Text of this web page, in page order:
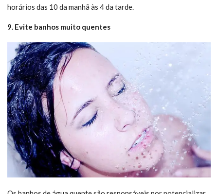
horários das 10 da manhã às 4 da tarde.
9. Evite banhos muito quentes